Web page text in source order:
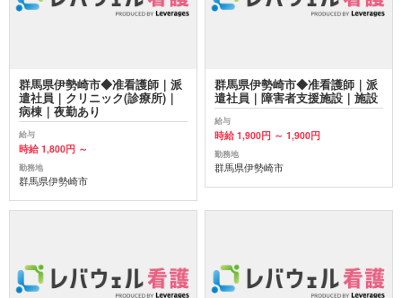
群馬県伊勢崎市◆准看護師｜派
遣社員｜クリニック(診療所)｜
病棟｜夜勤あり
給与
時給 1,800円 ～
勤務地
群馬県伊勢崎市
群馬県伊勢崎市◆准看護師｜派
遣社員｜障害者支援施設｜施設
給与
時給 1,900円 ～ 1,900円
勤務地
群馬県伊勢崎市